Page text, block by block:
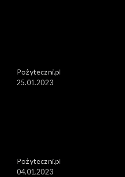
Pożyteczni.pl
25.01.2023
Pożyteczni.pl
04.01.2023